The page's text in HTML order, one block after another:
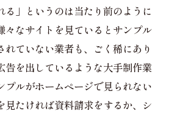
る」というのは当たり前のように
々なサイトを見ているとサンプル
れていない業者も、ごく稀にあり
告を出しているような大手制作業
プルがホームページで見られない
見たければ資料請求をするか、シ